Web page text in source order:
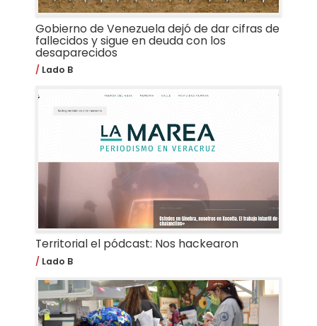
Gobierno de Venezuela dejó de dar cifras de
fallecidos y sigue en deuda con los
desaparecidos
Lado B
Territorial el pódcast: Nos hackearon
Lado B